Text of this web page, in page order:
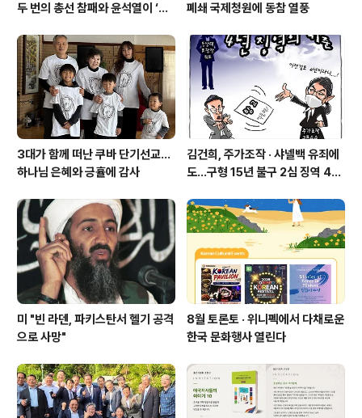
두 번의 총선 참패와 윤석열이 ‘폭
폐쇄 국제청원에 동참 열풍
3대가 함께 떠난 쿠바 단기선교...
하나님 은혜와 긍휼에 감사
김건희, 주가조작 · 샤넬백 유죄에
도…구형 15년 불구 2심 징역 4년
미 "빈 라덴, 파키스탄서 헬기 공격
으로 사망"
8월 토론토 · 위니펙에서 다채로운
한국 문화행사 열린다